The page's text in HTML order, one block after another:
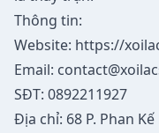
Thông tin:
Website: https://
Email:
SĐT: 0892211927
Địa chỉ: 68 P. Phan